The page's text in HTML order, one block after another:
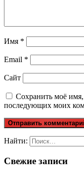
Имя *
Email *
Сайт
Сохранить моё имя,
последующих моих
Найти:
Свежие записи